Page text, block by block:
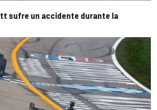
sufre un accidente durante la